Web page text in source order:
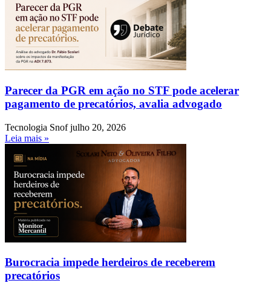
Parecer da PGR em ação no STF pode acelerar
pagamento de precatórios, avalia advogado
Tecnologia Snofjulho 20, 2026
Leia mais »
Burocracia impede herdeiros de receberem
precatórios